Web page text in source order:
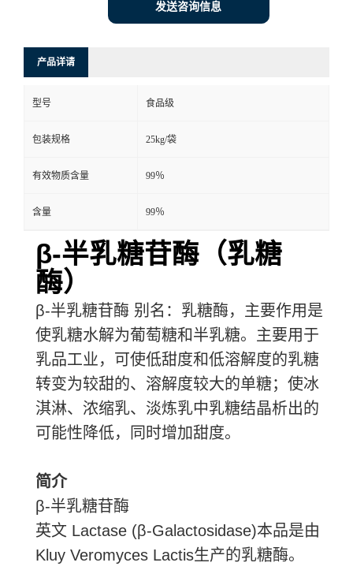
发送咨询信息
产品详请
型号 食品级
包装规格 25kg/袋
有效物质含量 99％
含量 99％
β-半乳糖苷酶（乳糖
酶）
β-半乳糖苷酶 别名：乳糖酶，主要作用是
使乳糖水解为葡萄糖和半乳糖。主要用于
乳品工业，可使低甜度和低溶解度的乳糖
转变为较甜的、溶解度较大的单糖；使冰
淇淋、浓缩乳、淡炼乳中乳糖结晶析出的
可能性降低，同时增加甜度。
简介
β-半乳糖苷酶
英文 Lactase (β-Galactosidase)本品是由
Kluy Veromyces Lactis生产的乳糖酶。